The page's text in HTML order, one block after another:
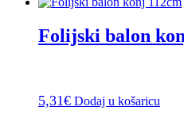
Folijski balon
5,31€ Dodaj u košaricu